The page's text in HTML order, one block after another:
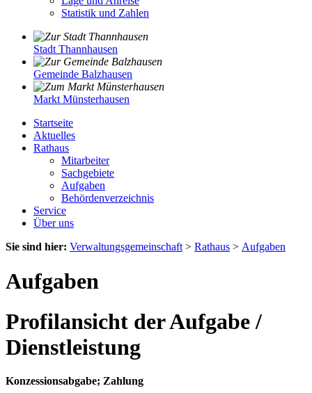
Statistik und Zahlen
Stadt Thannhausen
Gemeinde Balzhausen
Markt Münsterhausen
Startseite
Aktuelles
Rathaus
Mitarbeiter
Sachgebiete
Aufgaben
Behördenverzeichnis
Service
Über uns
Sie sind hier: Verwaltungsgemeinschaft > Rathaus > Aufgaben
Aufgaben
Profilansicht der Aufgabe /
Dienstleistung
Konzessionsabgabe; Zahlung